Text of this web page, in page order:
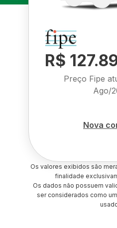
R$
Preço Fipe
Ago/
Nova
Os valores exibidos são
finalidade
Os dados não possuem
ser considerados como